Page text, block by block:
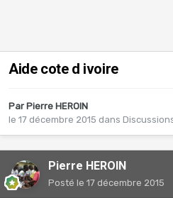
Aide cote d ivoire
Par Pierre HEROIN
le 17 décembre 2015 dans
Pierre HEROIN
Posté le 17 décembre 2015